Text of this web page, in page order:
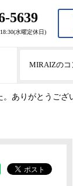
5639
水曜定休日)
MIRAIZのコ
ありがとうござ